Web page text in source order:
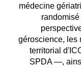
médecine
géroscience, les
territorial
SPDA —,